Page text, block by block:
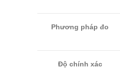
Phương pháp đo
Độ chính xác